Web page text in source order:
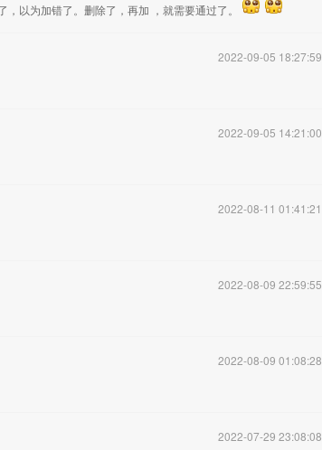
以为加错了。删除了，再加 ，就需要通过了。
2022-09-05 18:27:59
2022-09-05 14:21:00
2022-08-11 01:41:21
2022-08-09 22:59:55
2022-08-09 01:08:28
2022-07-29 23:08:08